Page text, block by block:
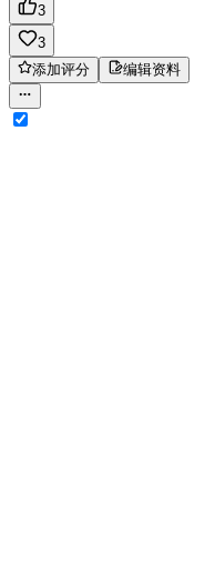
3
3
添加评分
编辑资料